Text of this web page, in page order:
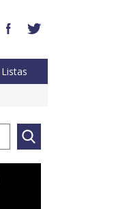
Listas